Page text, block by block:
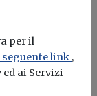
spetterà il
per il
seguente link ,
ai Servizi